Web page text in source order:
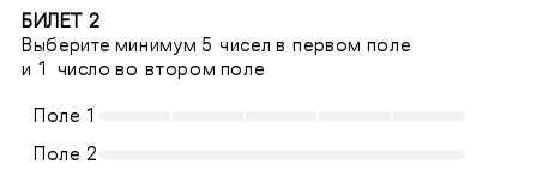
БИЛЕТ 2
Выберите минимум 5 чисел в первом поле
и 1 число во втором поле
Поле 1
Поле 2